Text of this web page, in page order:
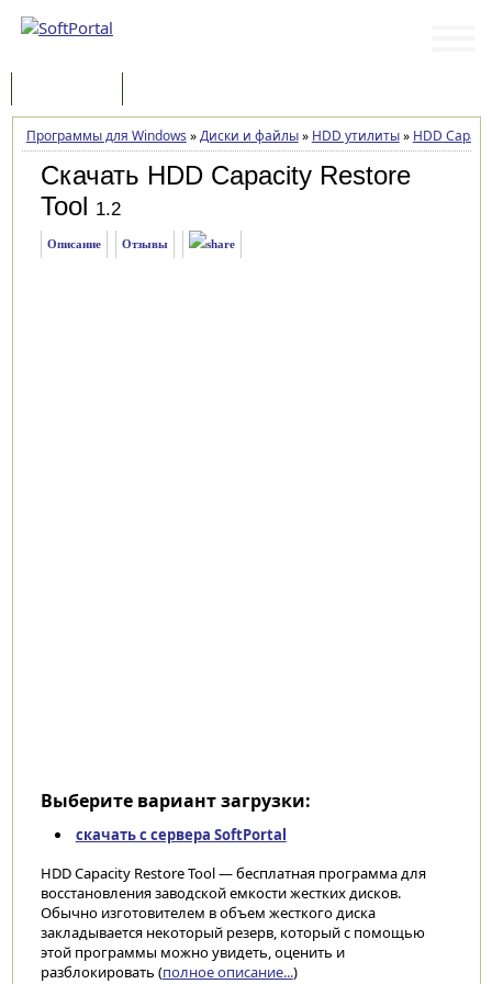
Программы для Windows »Диски и файлы» HDD утилиты» HDD
Скачать HDD Capacity Restore
Tool 1.2
Описание Отзывы
Выберите вариант загрузки:
скачать с сервера SoftPortal
HDD Capacity Restore Tool — бесплатная программа для
восстановления заводской емкости жестких дисков.
Обычно изготовителем в объем жесткого диска
закладывается некоторый резерв, который с помощью
этой программы можно увидеть, оценить и
разблокировать (полное описание...)